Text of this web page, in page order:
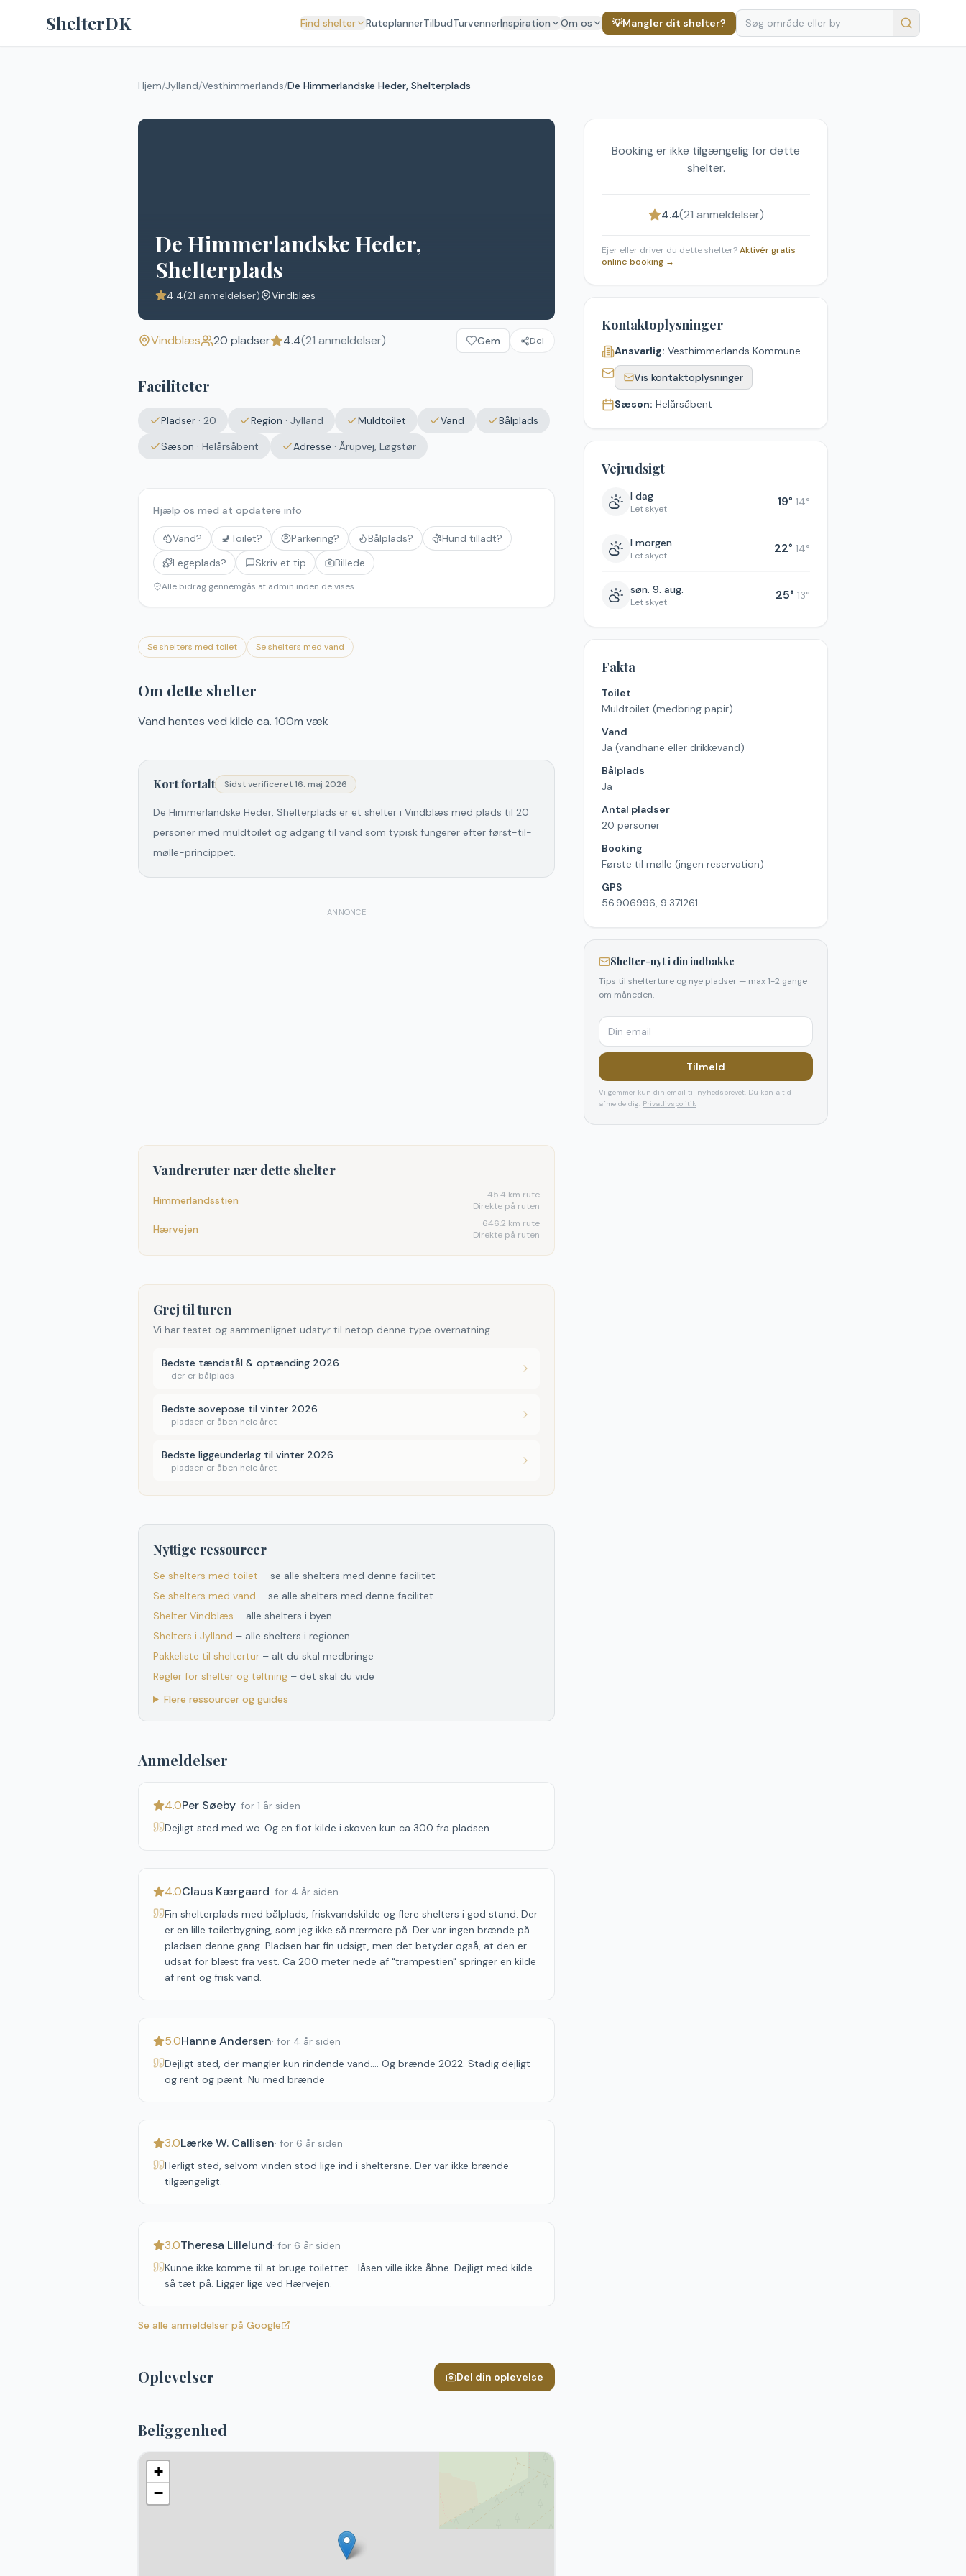
ShelterDK Find shelter RuteplannerTilbudTurvennerInspiration Om os 💡Mangler dit shelter?
Hjem/Jylland/Vesthimmerlands/De Himmerlandske Heder, Shelterplads
De Himmerlandske Heder,
Shelterplads
4.4(21 anmeldelser) Vindblæs
Vindblæs 20 pladser 4.4(21 anmeldelser) Gem Del
Faciliteter
Pladser · 20 Region · Jylland Muldtoilet Vand
Bålplads
Sæson · Helårsåbent Adresse · Årupvej, Løgstør
Hjælp os med at opdatere info
Vand? 🚽Toilet? Parkering? Bålplads?
Hund tilladt?
Legeplads?
Skriv et tip Billede
Alle bidrag gennemgås af admin inden de vises
Se shelters med toilet Se shelters med vand
Om dette shelter
Vand hentes ved kilde ca. 100m væk
Kort fortalt Sidst verificeret16. maj 2026
De Himmerlandske Heder, Shelterplads er et shelter i Vindblæs med plads til 20
personer med muldtoilet og adgang til vand som typisk fungerer efter først-til-
mølle-princippet.
ANNONCE
Vandreruter nær dette shelter
Himmerlandsstien 45.4 km rute
Direkte på ruten
Hærvejen 646.2 km rute
Direkte på ruten
Grej til turen
Vi har testet og sammenlignet udstyr til netop denne type overnatning.
Bedste tændstål & optænding 2026
— der er bålplads
Bedste sovepose til vinter 2026
— pladsen er åben hele året
Bedste liggeunderlag til vinter 2026
— pladsen er åben hele året
Nyttige ressourcer
Se shelters med toilet – se alle shelters med denne facilitet
Se shelters med vand – se alle shelters med denne facilitet
Shelter Vindblæs – alle shelters i byen
Shelters i Jylland – alle shelters i regionen
Pakkeliste til sheltertur – alt du skal medbringe
Regler for shelter og teltning – det skal du vide
Flere ressourcer og guides
Anmeldelser
4.0Per Søeby· for 1 år siden
Dejligt sted med wc. Og en flot kilde i skoven kun ca 300 fra pladsen.
4.0Claus Kærgaard· for 4 år siden
Fin shelterplads med bålplads, friskvandskilde og flere shelters i god stand. Der
er en lille toiletbygning, som jeg ikke så nærmere på. Der var ingen brænde på
pladsen denne gang. Pladsen har fin udsigt, men det betyder også, at den er
udsat for blæst fra vest. Ca 200 meter nede af "trampestien" springer en kilde
af rent og frisk vand.
5.0Hanne Andersen· for 4 år siden
Dejligt sted, der mangler kun rindende vand.... Og brænde 2022. Stadig dejligt
og rent og pænt. Nu med brænde
3.0Lærke W. Callisen· for 6 år siden
Herligt sted, selvom vinden stod lige ind i sheltersne. Der var ikke brænde
tilgængeligt.
3.0Theresa Lillelund· for 6 år siden
Kunne ikke komme til at bruge toilettet... låsen ville ikke åbne. Dejligt med kilde
så tæt på. Ligger lige ved Hærvejen.
Se alle anmeldelser på Google
Oplevelser Del din oplevelse
Beliggenhed
+
−
Booking er ikke tilgængelig for dette
shelter.
4.4(21 anmeldelser)
Ejer eller driver du dette shelter?Aktivér gratis
online booking →
Kontaktoplysninger
Ansvarlig: Vesthimmerlands Kommune
Vis kontaktoplysninger
Sæson: Helårsåbent
Vejrudsigt
I dag
Let skyet 19° 14°
I morgen
Let skyet 22° 14°
søn. 9. aug.
Let skyet 25° 13°
Fakta
Toilet
Muldtoilet (medbring papir)
Vand
Ja (vandhane eller drikkevand)
Bålplads
Ja
Antal pladser
20 personer
Booking
Første til mølle (ingen reservation)
GPS
56.906996, 9.371261
Shelter-nyt i din indbakke
Tips til shelterture og nye pladser — max 1-2 gange
om måneden.
Tilmeld
Vi gemmer kun din email til nyhedsbrevet. Du kan altid
afmelde dig. Privatlivspolitik